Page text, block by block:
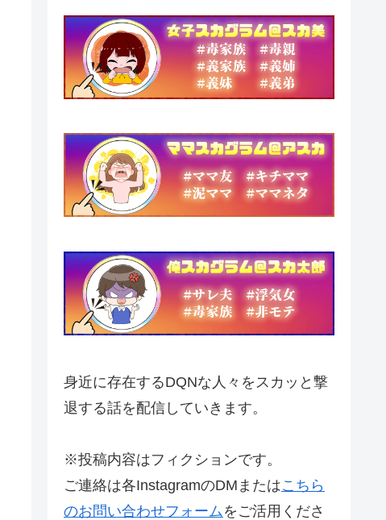
身近に存在するDQNな人々をスカッと撃
退する話を配信していきます。
※投稿内容はフィクションです。
ご連絡は各InstagramのDMまたはこちら
のお問い合わせフォーム をご活用くださ